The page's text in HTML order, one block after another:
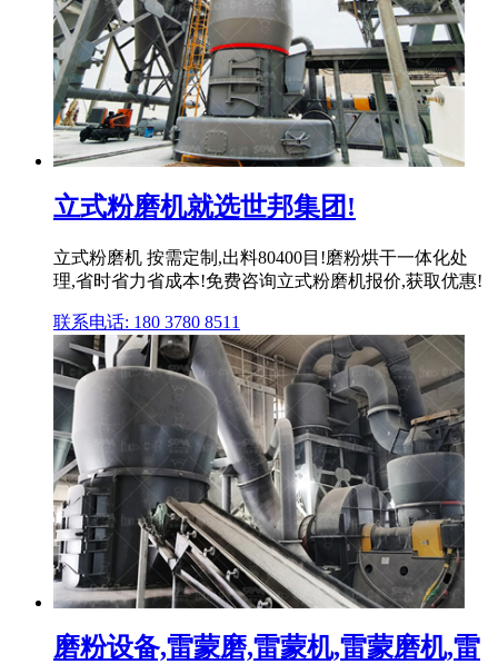
立式粉磨机就选世邦集团!
立式粉磨机 按需定制,出料80400目!磨粉烘干一体化处
理,省时省力省成本!免费咨询立式粉磨机报价,获取优惠!
联系电话: 180 3780 8511
磨粉设备,雷蒙磨,雷蒙机,雷蒙磨机,雷